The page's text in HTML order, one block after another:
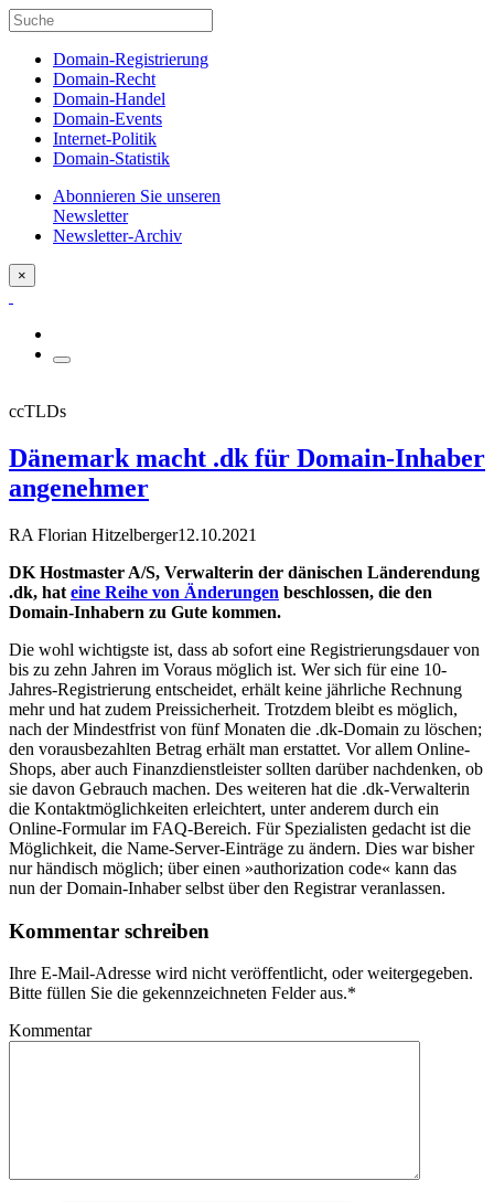
Domain-Registrierung
Domain-Recht
Domain-Handel
Domain-Events
Internet-Politik
Domain-Statistik
Abonnieren Sie unseren
Newsletter
Newsletter-Archiv
×
ccTLDs
Dänemark macht .dk für Domain-Inhaber
angenehmer
RA Florian Hitzelberger12.10.2021
DK Hostmaster A/S, Verwalterin der dänischen Länderendung
.dk, hat eine Reihe von Änderungen beschlossen, die den
Domain-Inhabern zu Gute kommen.
Die wohl wichtigste ist, dass ab sofort eine Registrierungsdauer von
bis zu zehn Jahren im Voraus möglich ist. Wer sich für eine 10-
Jahres-Registrierung entscheidet, erhält keine jährliche Rechnung
mehr und hat zudem Preissicherheit. Trotzdem bleibt es möglich,
nach der Mindestfrist von fünf Monaten die .dk-Domain zu löschen;
den vorausbezahlten Betrag erhält man erstattet. Vor allem Online-
Shops, aber auch Finanzdienstleister sollten darüber nachdenken, ob
sie davon Gebrauch machen. Des weiteren hat die .dk-Verwalterin
die Kontaktmöglichkeiten erleichtert, unter anderem durch ein
Online-Formular im FAQ-Bereich. Für Spezialisten gedacht ist die
Möglichkeit, die Name-Server-Einträge zu ändern. Dies war bisher
nur händisch möglich; über einen »authorization code« kann das
nun der Domain-Inhaber selbst über den Registrar veranlassen.
Kommentar schreiben
Ihre E-Mail-Adresse wird nicht veröffentlicht, oder weitergegeben.
Bitte füllen Sie die gekennzeichneten Felder aus.*
Kommentar